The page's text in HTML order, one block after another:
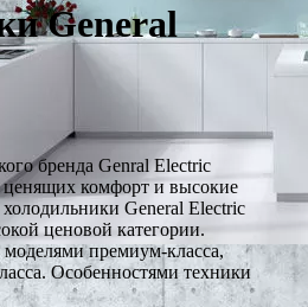
General
бренда Genral Electric
комфорт и высокие
General Electric
ценовой категории.
премиум-класса,
Особенностями техники